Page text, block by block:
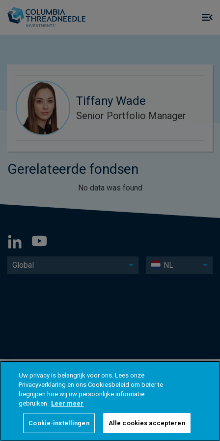
Tiffany Wade
Senior Portfolio Manager
Gerelateerde fondsen
No data was found
Global NL
Uw privacy is belangrijk voor ons. Lees onze
Privacyverklaring en ons Cookiesbeleid om beter te
begrijpen hoe wij uw persoonlijke informatie
gebruiken. Leer meer
Cookie-instellingen Alle cookies accepteren